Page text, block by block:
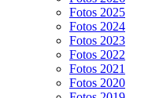
Fotos 2025
Fotos 2024
Fotos 2023
Fotos 2022
Fotos 2021
Fotos 2020